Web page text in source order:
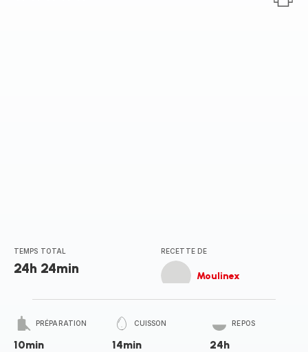
TEMPS TOTAL
24h 24min
RECETTE DE
Moulinex
PRÉPARATION
10min
CUISSON
14min
REPOS
24h